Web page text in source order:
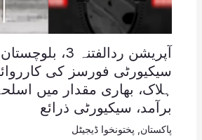
آپریشن ردالفتنہ 3،
ہلاک، بھاری مقدار میں
برآمد، سیکیورٹی ذرائع
پاکستان پختونخوا ڈیجیٹل